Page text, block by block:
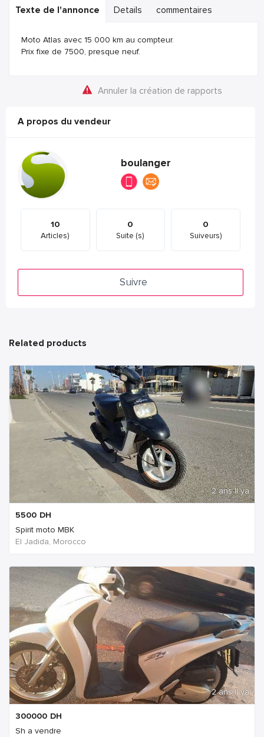
Texte de l'annonce Details commentaires
Moto Atlas avec 15 000 km au compteur.
Prix fixe de 7500, presque neuf.
Annuler la création de rapports
A propos du vendeur
boulanger
10
Articles)
0
Suite (s)
0
Suiveurs)
Suivre
Related products
2 ans Il ya
5500 DH
Spirit moto MBK
El Jadida, Morocco
2 ans Il ya
300000 DH
Sh a vendre